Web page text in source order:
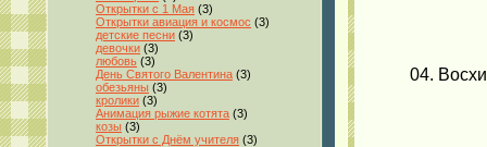
Открытки с 1 Мая (3)
Открытки авиация и космос (3)
детские песни (3)
девочки (3)
любовь (3)
День Святого Валентина (3)
обезьяны (3)
кролики (3)
Анимация рыжие котята (3)
козы (3)
Открытки с Днём учителя (3)
04.